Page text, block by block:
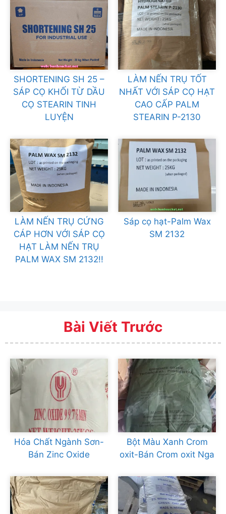
SHORTENING SH 25 –
SÁP CỌ KHỐI TỪ DẦU
CỌ STEARIN TINH
LUYỆN
LÀM NẾN TRỤ TỐT
NHẤT VỚI SÁP CỌ HẠT
CAO CẤP PALM
STEARIN P-2130
LÀM NẾN TRỤ CỨNG
CÁP HƠN VỚI SÁP CỌ
HẠT LÀM NẾN TRỤ
PALM WAX SM 2132!!
Sáp cọ hạt-Palm Wax
SM 2132
Bài Viết Trước
Hóa Chất Ngành Sơn-
Bán Zinc Oxide
Bột Màu Xanh Crom
oxit-Bán Crom oxit Nga